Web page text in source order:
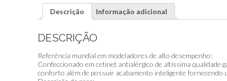
Descrição Informação adicional
DESCRIÇÃO
Referência mundial em modeladores de alto desempenho:
Confeccionado em cetinet antialérgico de altíssima
conforto além de possuir acabamento inteligente fornecendo